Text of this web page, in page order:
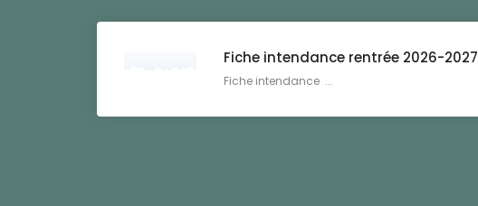
Fiche intendance rentrée 2026-2027
Fiche intendance ...